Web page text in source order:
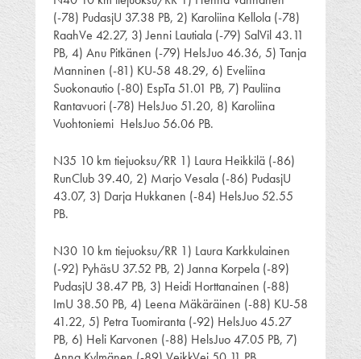
(-78) PudasjU 37.38 PB, 2) Karoliina Kellola (-78)
RaahVe 42.27, 3) Jenni Lautiala (-79) SalVil 43.11
PB, 4) Anu Pitkänen (-79) HelsJuo 46.36, 5) Tanja
Manninen (-81) KU-58 48.29, 6) Eveliina
Suokonautio (-80) EspTa 51.01 PB, 7) Pauliina
Rantavuori (-78) HelsJuo 51.20, 8) Karoliina
Vuohtoniemi HelsJuo 56.06 PB.
N35 10 km tiejuoksu/RR 1) Laura Heikkilä (-86)
RunClub 39.40, 2) Marjo Vesala (-86) PudasjU
43.07, 3) Darja Hukkanen (-84) HelsJuo 52.55
PB.
N30 10 km tiejuoksu/RR 1) Laura Karkkulainen
(-92) PyhäsU 37.52 PB, 2) Janna Korpela (-89)
PudasjU 38.47 PB, 3) Heidi Horttanainen (-88)
ImU 38.50 PB, 4) Leena Mäkäräinen (-88) KU-58
41.22, 5) Petra Tuomiranta (-92) HelsJuo 45.27
PB, 6) Heli Karvonen (-88) HelsJuo 47.05 PB, 7)